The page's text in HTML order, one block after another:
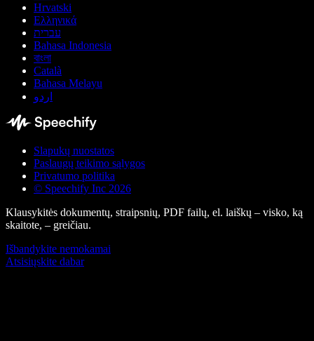
Hrvatski
Ελληνικά
עברית
Bahasa Indonesia
বাংলা
Català
Bahasa Melayu
اردو
Slapukų nuostatos
Paslaugų teikimo sąlygos
Privatumo politika
© Speechify Inc 2026
Klausykitės dokumentų, straipsnių, PDF failų, el. laiškų – visko, ką
skaitote, – greičiau.
Išbandykite nemokamai
Atsisiųskite dabar